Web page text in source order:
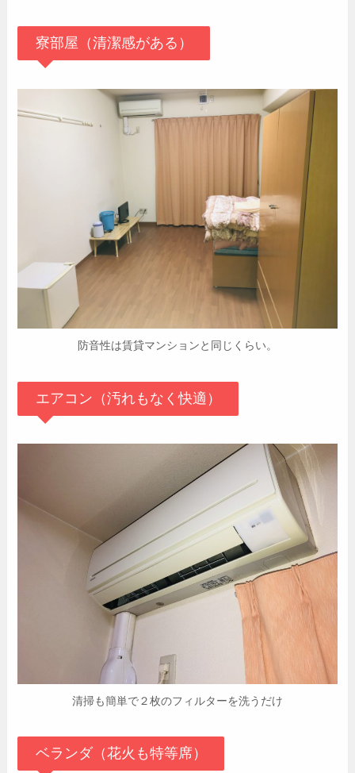
寮部屋（清潔感がある）
防音性は賃貸マンションと同じくらい。
エアコン（汚れもなく快適）
清掃も簡単で２枚のフィルターを洗うだけ
ベランダ（花火も特等席）